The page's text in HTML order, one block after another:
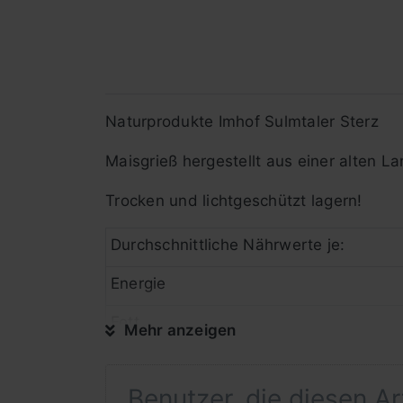
Naturprodukte Imhof Sulmtaler Sterz
Maisgrieß hergestellt aus einer alten
Trocken und lichtgeschützt lagern!
Durchschnittliche Nährwerte je:
Energie
FettMehr anzeigen